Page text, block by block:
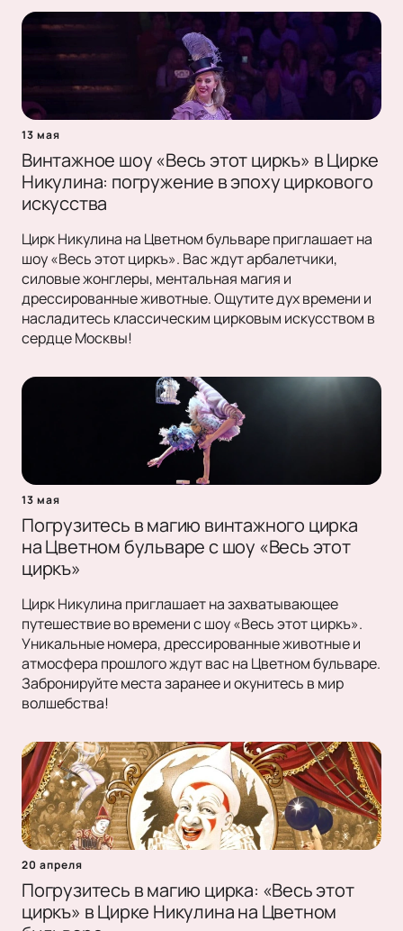
13 мая
Винтажное шоу «Весь этот циркъ» в Цирке
Никулина: погружение в эпоху циркового
искусства
Цирк Никулина на Цветном бульваре приглашает на
шоу «Весь этот циркъ». Вас ждут арбалетчики,
силовые жонглеры, ментальная магия и
дрессированные животные. Ощутите дух времени и
насладитесь классическим цирковым искусством в
сердце Москвы!
13 мая
Погрузитесь в магию винтажного цирка
на Цветном бульваре с шоу «Весь этот
циркъ»
Цирк Никулина приглашает на захватывающее
путешествие во времени с шоу «Весь этот циркъ».
Уникальные номера, дрессированные животные и
атмосфера прошлого ждут вас на Цветном бульваре.
Забронируйте места заранее и окунитесь в мир
волшебства!
20 апреля
Погрузитесь в магию цирка: «Весь этот
циркъ» в Цирке Никулина на Цветном